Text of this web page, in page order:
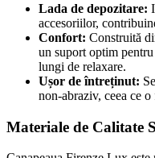
Lada de depozitare:
accesoriilor,
Confort: Construită
un suport optim
lungi de relaxare.
Ușor de întreținut:
non-abraziv, ceea ce
Materiale de Calitate